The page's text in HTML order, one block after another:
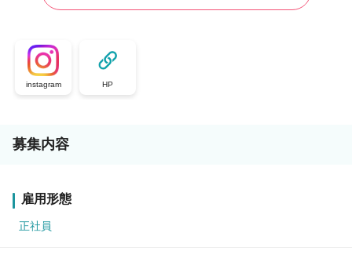
instagram HP
募集内容
雇用形態
正社員